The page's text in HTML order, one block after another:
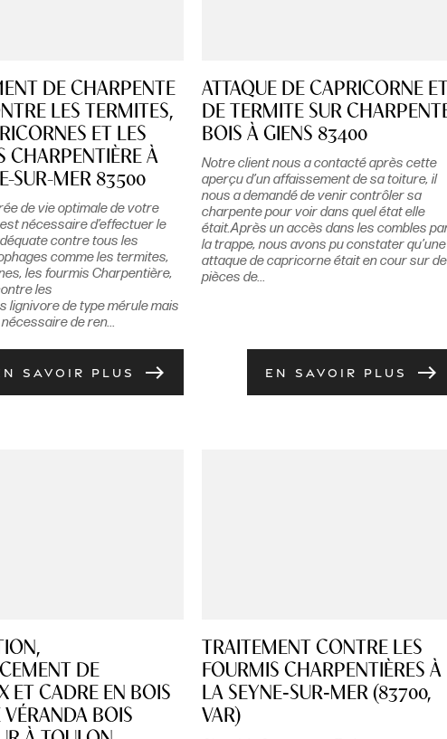
DE CHARPENTE
LES TERMITES,
ET LES
CHARPENTIÈRE À
SUR-MER 83500
de vie optimale de votre
nécessaire d’effectuer le
contre tous les
comme les termites,
les fourmis Charpentière,
les
lignivore de type mérule mais
de ren...
SAVOIR PLUS east
ATTAQUE DE CAPRICORNE ET
DE TERMITE SUR
BOIS À GIENS 83400
Notre client nous a contacté après cette
aperçu d’un affaissement de sa toiture, il
nous a demandé de venir contrôler sa
charpente pour voir dans quel état elle
était.Après un accès dans les combles
la trappe, nous avons pu constater qu’une
attaque de capricorne était en cour sur
pièces de...
EN SAVOIR PLUS east
DE
ET CADRE EN BOIS
VÉRANDA BOIS
TRAITEMENT CONTRE LES
FOURMIS CHARPENTIÈRES À
LA SEYNE‑SUR‑MER (83700,
VAR)